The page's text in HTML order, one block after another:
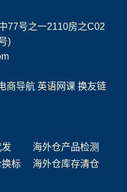
77号之一2110房之C02
)
商导航 英语网课 换友链
海外仓产品检测
换标 海外仓库存清仓